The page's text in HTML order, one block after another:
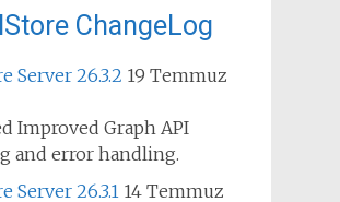
ChangeLog
Server 26.3.2 19 Temmuz
Improved Graph API
and error handling.
Server 26.3.1 14 Temmuz